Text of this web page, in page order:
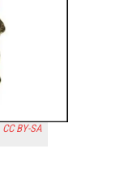
CC BY-SA